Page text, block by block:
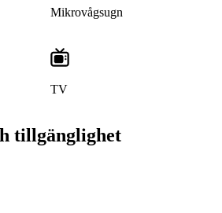
Mikrovågsugn
TV
tillgänglighet